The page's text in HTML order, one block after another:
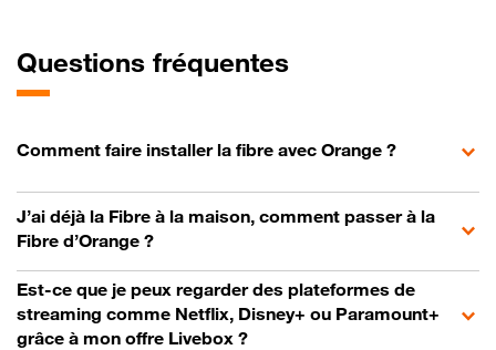
Questions fréquentes
Comment faire installer la fibre avec Orange ?
J’ai déjà la Fibre à la maison, comment passer à la
Fibre d’Orange ?
Est-ce que je peux regarder des plateformes de
streaming comme Netflix, Disney+ ou Paramount+
grâce à mon offre Livebox ?